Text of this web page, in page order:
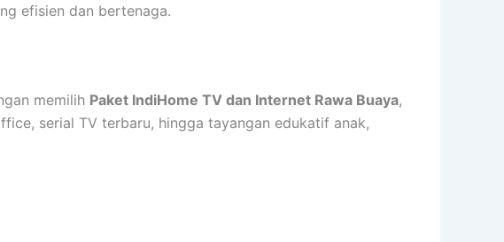
efisien dan bertenaga.
memilih Paket IndiHome TV dan Internet Rawa Buaya,
serial TV terbaru, hingga tayangan edukatif anak,